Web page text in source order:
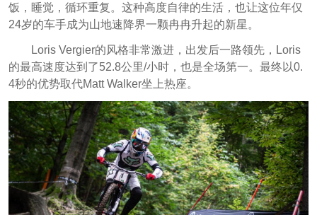
饭，睡觉，循环重复。这种高度自律的生活，也让这位年仅
24岁的车手成为山地速降界一颗冉冉升起的新星。
Loris Vergier的风格非常激进，出发后一路领先，Loris
的最高速度达到了52.8公里/小时，也是全场第一。最终以0.
4秒的优势取代Matt Walker坐上热座。